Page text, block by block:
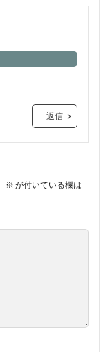
返信
※ が付いている欄は